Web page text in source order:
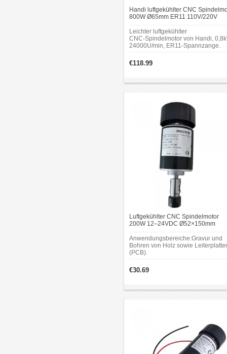
Handi luftgekühlter CNC
800W Ø65mm ER11 110V/220V
Graviermaschinen
Leichter luftgekühlter
CNC‑Spindelmotor von Handi,
24000U/min, ER11‑Spannzange.
möglich. Nennstrom 2,5A,
400Hz, Fettschmierung.
€118.99
Luftgekühlter CNC Spindelmotor
200W 12–24VDC Ø52×150mm
Graviermaschinen
Anwendungsbereiche:Gravur und
Bohren von Holz sowie
(PCB).
€30.69